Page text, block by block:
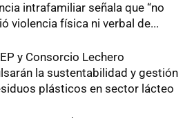
intrafamiliar señala que “no
violencia física ni verbal de...
y Consorcio Lechero
la sustentabilidad y gestión
plásticos en sector lácteo